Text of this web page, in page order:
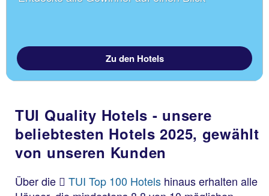
Zu den Hotels
TUI Quality Hotels - unsere
beliebtesten Hotels 2025, gewählt
von unseren Kunden
Über die TUI Top 100 Hotels hinaus erhalten alle